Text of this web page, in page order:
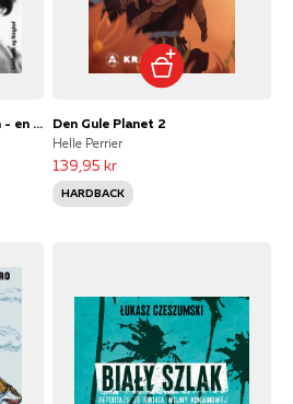
Don 'Che' Guevaras verden - en dagbog om mennesker og veje i Latinamerika Den Gule Planet 2
Helle Perrier
139,95 kr
HARDBACK